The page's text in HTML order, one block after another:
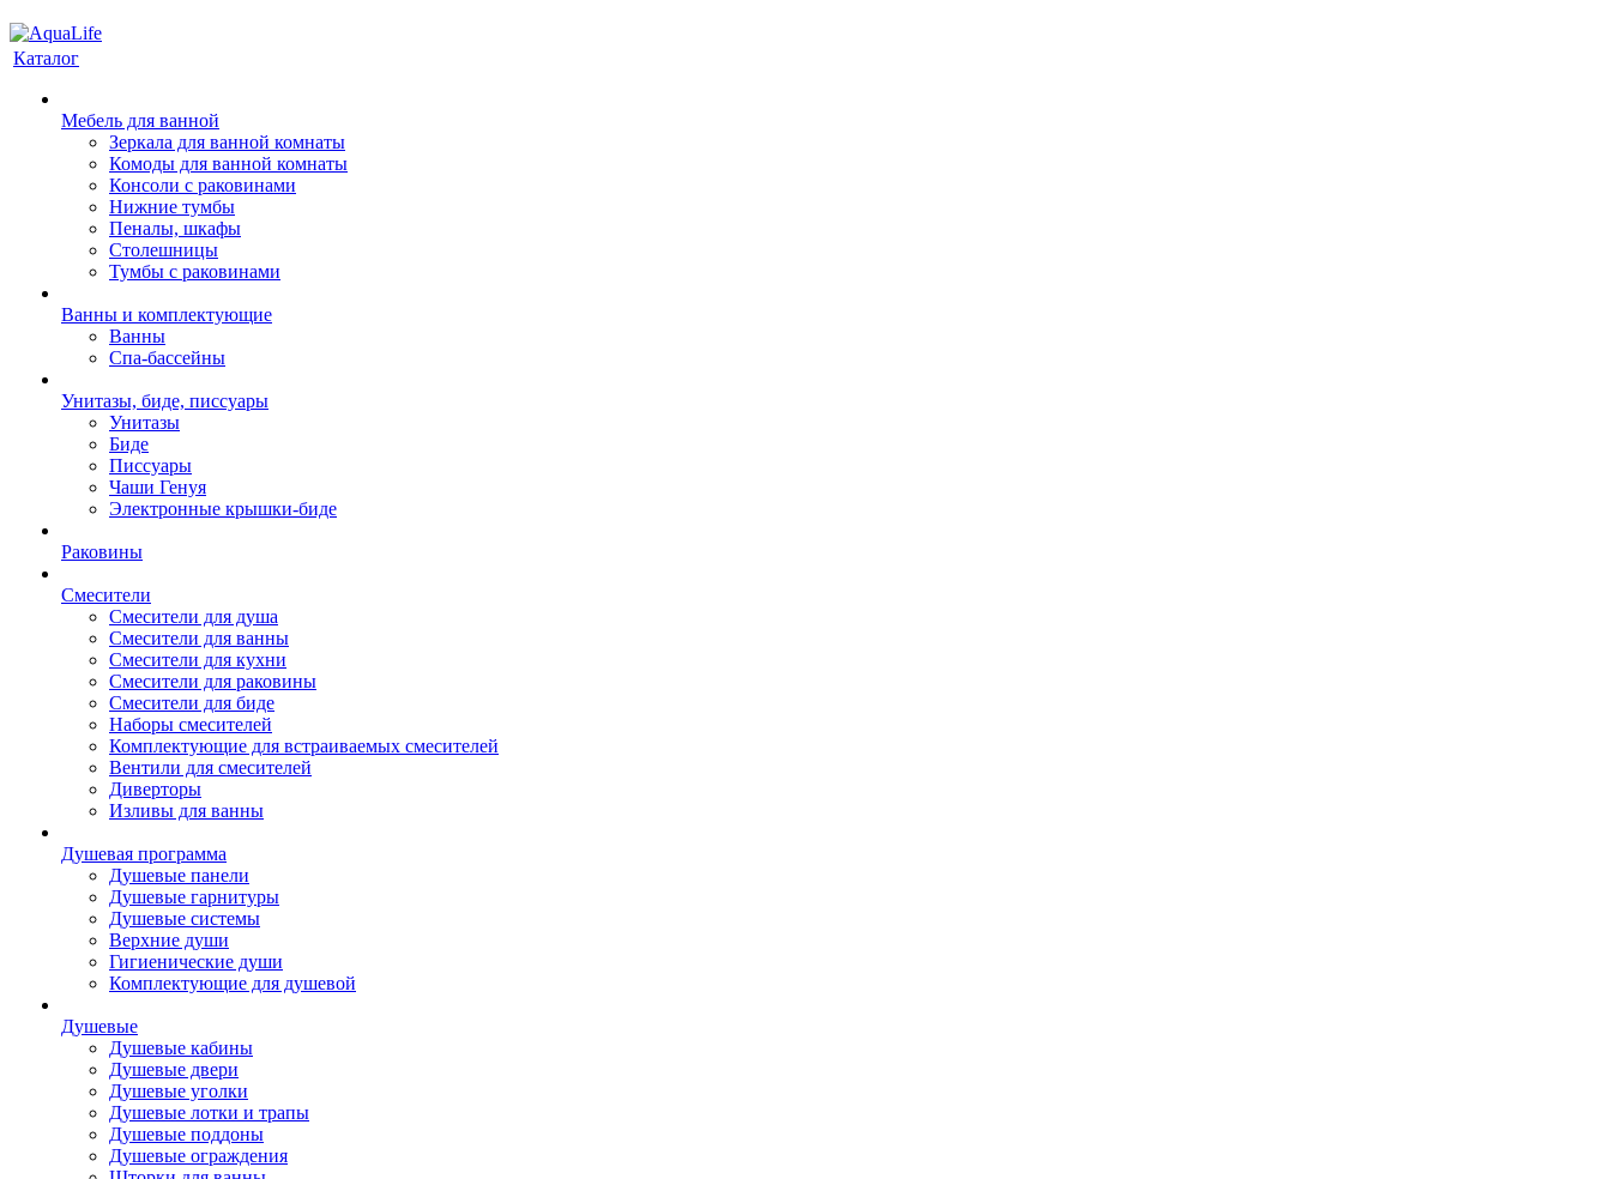
Каталог
Мебель для ванной
Зеркала для ванной комнаты
Комоды для ванной комнаты
Консоли с раковинами
Нижние тумбы
Пеналы, шкафы
Столешницы
Тумбы с раковинами
Ванны и комплектующие
Ванны
Спа-бассейны
Унитазы, биде, писсуары
Унитазы
Биде
Писсуары
Чаши Генуя
Электронные крышки-биде
Раковины
Смесители
Смесители для душа
Смесители для ванны
Смесители для кухни
Смесители для раковины
Смесители для биде
Наборы смесителей
Комплектующие для встраиваемых смесителей
Вентили для смесителей
Диверторы
Изливы для ванны
Душевая программа
Душевые панели
Душевые гарнитуры
Душевые системы
Верхние души
Гигиенические души
Комплектующие для душевой
Душевые
Душевые кабины
Душевые двери
Душевые уголки
Душевые лотки и трапы
Душевые поддоны
Душевые ограждения